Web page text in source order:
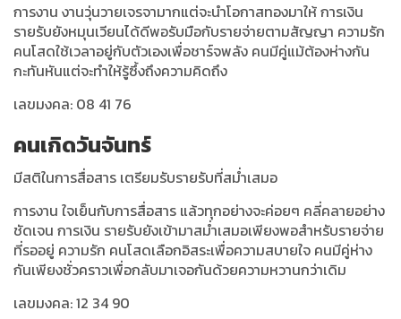
การงาน งานวุ่นวายเจรจามากแต่จะนำโอกาสทองมาให้ การเงิน
รายรับยังหมุนเวียนได้ดีพอรับมือกับรายจ่ายตามสัญญา ความรัก
คนโสดใช้เวลาอยู่กับตัวเองเพื่อชาร์จพลัง คนมีคู่แม้ต้องห่างกัน
กะทันหันแต่จะทำให้รู้ซึ้งถึงความคิดถึง
เลขมงคล: 08 41 76
คนเกิดวันจันทร์
มีสติในการสื่อสาร เตรียมรับรายรับที่สม่ำเสมอ
การงาน ใจเย็นกับการสื่อสาร แล้วทุกอย่างจะค่อยๆ คลี่คลายอย่าง
ชัดเจน การเงิน รายรับยังเข้ามาสม่ำเสมอเพียงพอสำหรับรายจ่าย
ที่รออยู่ ความรัก คนโสดเลือกอิสระเพื่อความสบายใจ คนมีคู่ห่าง
กันเพียงชั่วคราวเพื่อกลับมาเจอกันด้วยความหวานกว่าเดิม
เลขมงคล: 12 34 90